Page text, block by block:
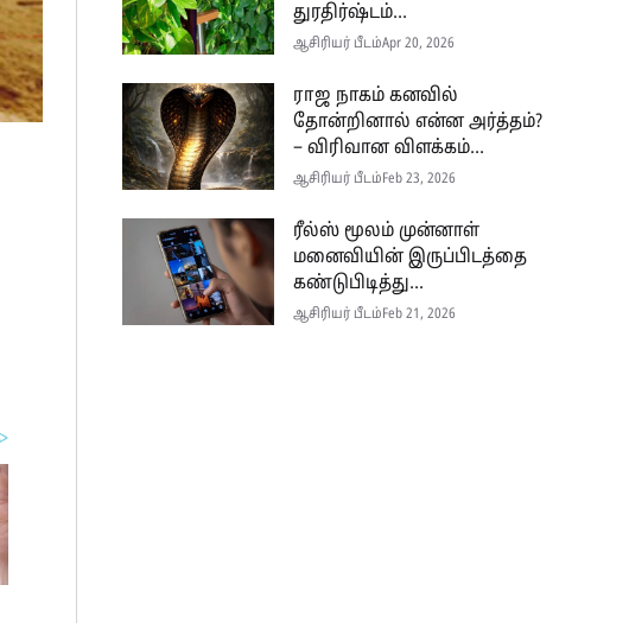
துரதிர்ஷ்டம்...
ஆசிரியர் பீடம்Apr 20, 2026
ராஜ நாகம் கனவில்
தோன்றினால் என்ன அர்த்தம்?
– விரிவான விளக்கம்...
ஆசிரியர் பீடம்Feb 23, 2026
ரீல்ஸ் மூலம் முன்னாள்
மனைவியின் இருப்பிடத்தை
கண்டுபிடித்து...
ஆசிரியர் பீடம்Feb 21, 2026